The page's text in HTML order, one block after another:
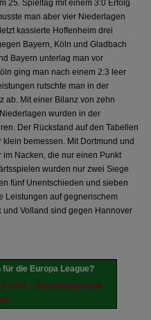
25. Spieltag mit einem 3:0 Erfolg
man aber vier Niederlagen
kassierte Hoffenheim drei
Bayern, Köln und Gladbach
Bayern unterlag man vor
ging man nach einem 2:3 leer
rutschte man in der
ab. Mit einer Bilanz von zehn
wurden in der
Der Rückstand auf den Tabellen
bemessen. Mit Dortmund und
im Nacken, die nur einen Punkt
wurden nur zwei Siege
fünf Unentschieden und sieben
Leistungen auf gegnerischem
und Volland sind gegen Hannover
die Europa League?
– Bundesligatrend